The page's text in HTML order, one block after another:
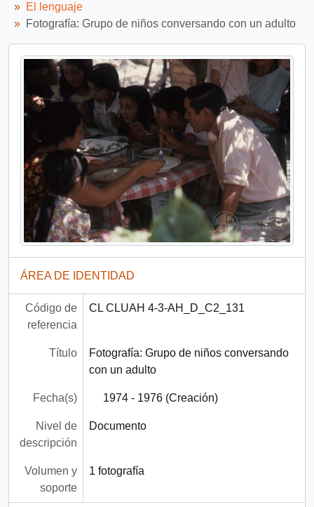
El lenguaje
Fotografía: Grupo de niños conversando con un adulto
ÁREA DE IDENTIDAD
Código de
referencia
CL CLUAH 4-3-AH_D_C2_131
Título
Fotografía: Grupo de niños conversando
con un adulto
Fecha(s) 1974 - 1976 (Creación)
Nivel de
descripción
Documento
Volumen y
soporte
1 fotografía